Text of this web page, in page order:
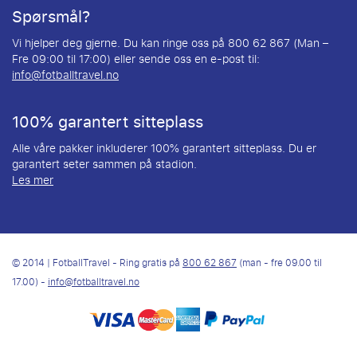
Spørsmål?
Vi hjelper deg gjerne. Du kan ringe oss på 800 62 867 (Man –
Fre 09:00 til 17:00) eller sende oss en e-post til:
info@fotballtravel.no
100% garantert sitteplass
Alle våre pakker inkluderer 100% garantert sitteplass. Du er
garantert seter sammen på stadion.
Les mer
© 2014 | FotballTravel - Ring gratis på800 62 867(man - fre 09.00 til
17.00) -info@fotballtravel.no